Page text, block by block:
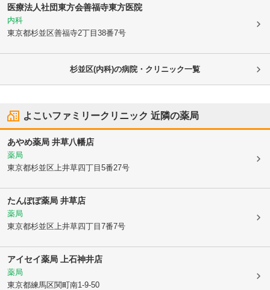
医療法人社団東方会善福寺東方医院
内科
東京都杉並区善福寺2丁目38番7号
杉並区(内科)の病院・クリニック一覧
よこいファミリークリニック 近隣の薬局
あやめ薬局 井草八幡店
薬局
東京都杉並区 上井草四丁目5番27号
たんぽぽ薬局 井草店
薬局
東京都杉並区 上井草四丁目7番7号
アイセイ薬局 上石神井店
薬局
東京都練馬区関町南1-9-50